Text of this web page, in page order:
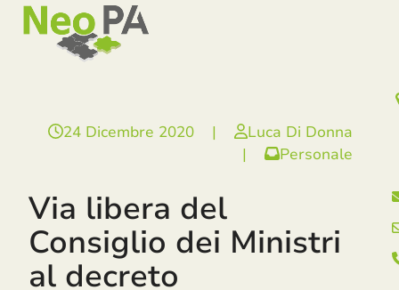
SkipOpen
mobile
menu
Close
mobile
menu
24 Dicembre 2020 |
Luca Di Donna
|
Personale
Via libera del
Consiglio dei Ministri
al decreto